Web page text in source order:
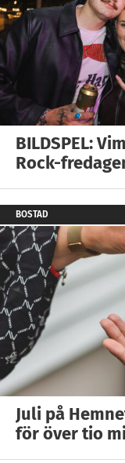
BILDSPEL:
Rock-
BOSTAD
Juli på
för över tio